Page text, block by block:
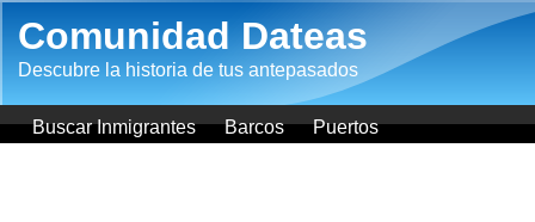
Comunidad Dateas
Descubre la historia de tus antepasados
Buscar Inmigrantes Barcos Puertos